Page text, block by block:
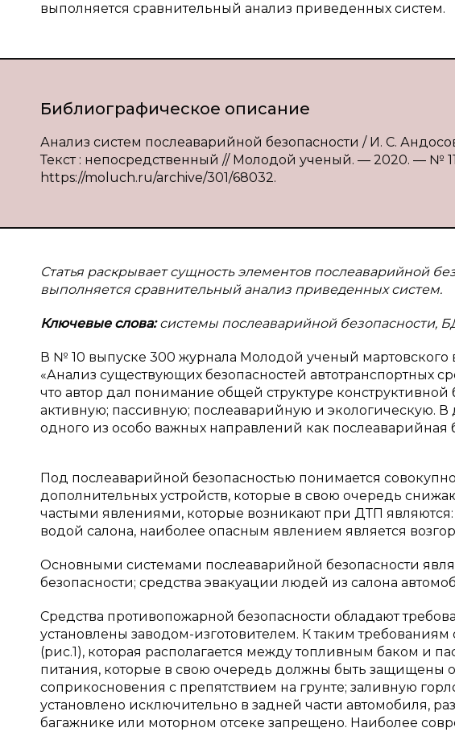
выполняется сравнительный анализ приведенных систем.
Библиографическое описание
Анализ систем послеаварийной безопасности / И. С.
Текст : непосредственный // Молодой ученый. — 2020. — №
https://moluch.ru/archive/301/68032.
Статья раскрывает сущность элементов послеаварийной
выполняется сравнительный анализ приведенных систем.
Ключевые слова:системы послеаварийной безопасности,
В № 10 выпуске 300 журнала Молодой ученый мартовского
«Анализ существующих безопасностей автотранспортных
что автор дал понимание общей структуре конструктивной
активную; пассивную; послеаварийную и экологическую. В
одного из особо важных направлений как послеаварийная
Под послеаварийной безопасностью понимается
дополнительных устройств, которые в свою очередь
частыми явлениями, которые возникают при ДТП
водой салона, наиболее опасным явлением является
Основными системами послеаварийной безопасности
безопасности; средства эвакуации людей из салона
Средства противопожарной безопасности обладают
установлены заводом-изготовителем. К таким требованиям
(рис.1), которая располагается между топливным баком и
питания, которые в свою очередь должны быть защищены
соприкосновения с препятствием на грунте; заливную
установлено исключительно в задней части автомобиля,
багажнике или моторном отсеке запрещено. Наиболее